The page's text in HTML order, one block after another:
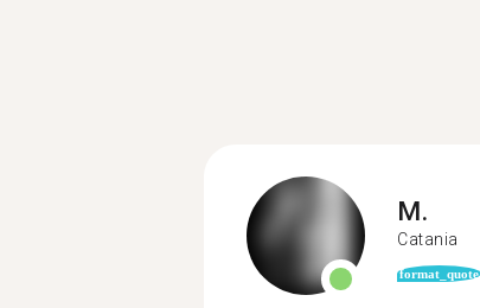
M.
Catania
format_quote